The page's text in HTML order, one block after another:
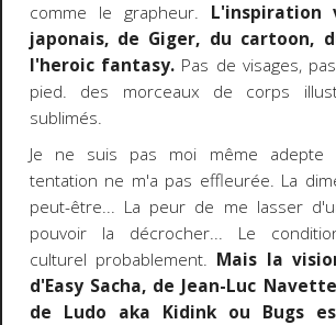
comme le grapheur.
japonais, de Giger, du cartoon,
l'heroic fantasy. Pas de visages,
pied. des morceaux de corps
sublimés.
Je ne suis pas moi même adepte
tentation ne m'a pas effleurée. La
peut-être... La peur de me lasser
pouvoir la décrocher... Le
culturel probablement. Mais la
d'Easy Sacha, de Jean-Luc
de Ludo aka Kidink ou Bugs